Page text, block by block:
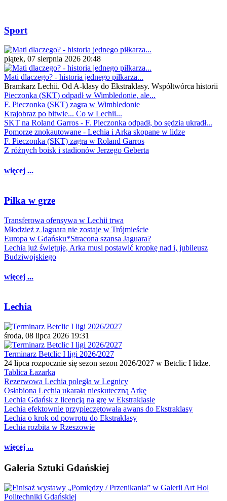
Sport
piątek, 07 sierpnia 2026 20:48
Mati dlaczego? - historia jednego piłkarza...
Bramkarz Lechii. Od A-klasy do Ekstraklasy. Współtwórca historii
Pieczonka (SKT) odpadł w Wimbledonie, ale...
F. Pieczonka (SKT) zagra w Wimbledonie
Krajobraz po bitwie... Co w Lechii...
SKT na Roland Garros - F. Pieczonka odpadł, bo sędzia ukradł...
Pomorze znokautowane - Lechia i Arka skopane w lidze
F. Pieczonka (SKT) zagra w Roland Garros
Z różnych boisk i stadionów Jerzego Geberta
więcej ...
Piłka w grze
Transferowa ofensywa w Lechii trwa
Młodzież z Jaguara nie zostaje w Trójmieście
Europa w Gdańsku*Stracona szansa Jaguara?
Lechia już świętuje, Arka musi postawić kropkę nad i, jubileusz
Budziwojskiego
więcej ...
Lechia
środa, 08 lipca 2026 19:31
Terminarz Betclic I ligi 2026/2027
24 lipca rozpocznie się sezon sezon 2026/2027 w Betclic I lidze.
Tablica Łazarka
Rezerwowa Lechia poległa w Legnicy
Osłabiona Lechia ukarała nieskuteczną Arkę
Lechia Gdańsk z licencją na grę w Ekstraklasie
Lechia efektownie przypieczętowała awans do Ekstraklasy
Lechia o krok od powrotu do Ekstraklasy
Lechia rozbita w Rzeszowie
więcej ...
Galeria Sztuki Gdańskiej